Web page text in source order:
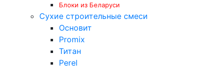
Блоки из Беларуси
Сухие строительные смеси
Основит
Promix
Титан
Perel